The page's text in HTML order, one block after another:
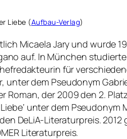
Liebe (Aufbau-Verlag)
Micaela Jary und wurde
auf. In München
für
unter dem Pseudonym
Roman, der 2009 den 2.
unter dem
DeLiA-Literaturpreis.
Literaturpreis.